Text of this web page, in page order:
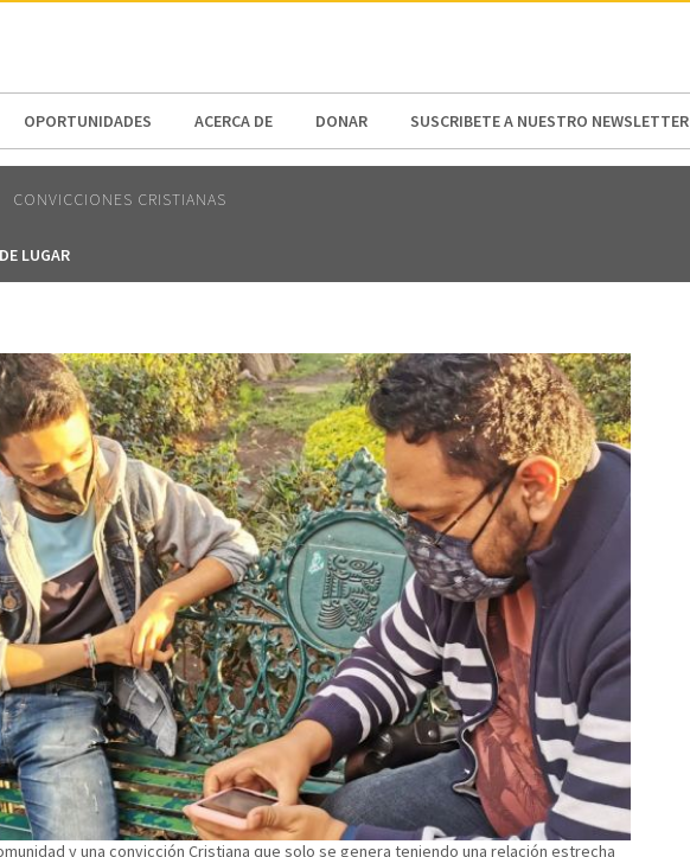
OPORTUNIDADES ACERCA DE DONAR SUSCRIBETE A NUESTRO NEWSLETTER
CONVICCIONES CRISTIANAS
LUGAR
y una convicción Cristiana que solo se genera teniendo una relación estrecha